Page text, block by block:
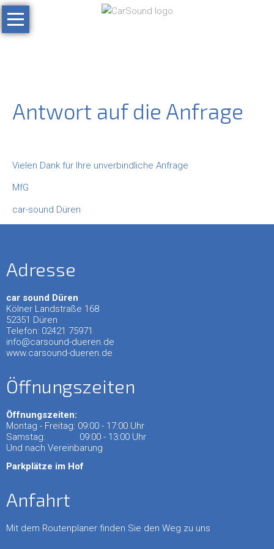
Navigation
überspringen
Home
Multimedia
LKW
Navigation
Sicherheit
Über
uns
Anfrage
Antwort auf die Anfrage
Vielen Dank für Ihre unverbindliche Anfrage
MfG
car-sound Düren
Adresse
car sound Düren
Kölner Landstraße 168
52351 Düren
Telefon: 02421 75971
info@carsound-dueren.de
www.carsound-dueren.de
Öffnungszeiten
Öffnungszeiten:
Montag - Freitag: 09:00 - 17:00 Uhr
Samstag: 09:00 - 13:00 Uhr
Und nach Vereinbarung
Parkplätze im Hof
Anfahrt
Mit dem Routenplaner finden Sie den Weg zu uns